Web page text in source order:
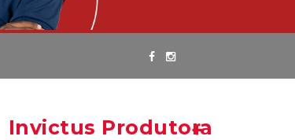
Invictus Produtora